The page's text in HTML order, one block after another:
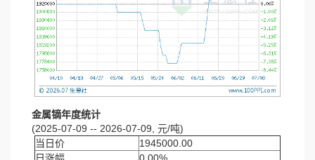
金属镝年度统计
(2025-07-09 -- 2026-07-09, 元/吨)
当日价
1945000.00
日涨幅
0.00%